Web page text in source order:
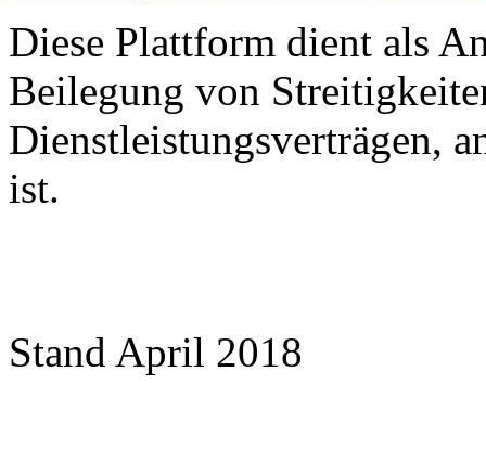
Diese Plattform dient als
Beilegung von
Dienstleistungsverträgen,
ist.
Stand April 2018